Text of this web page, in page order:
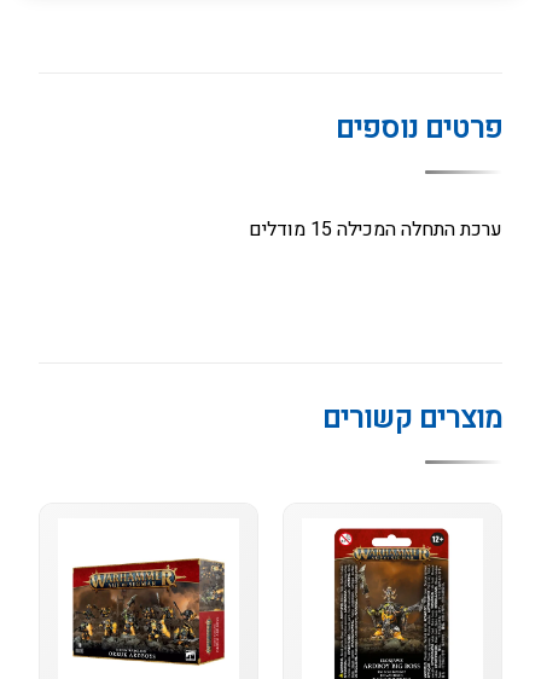
פרטים נוספים
ערכת התחלה המכילה 15 מודלים
מוצרים קשורים